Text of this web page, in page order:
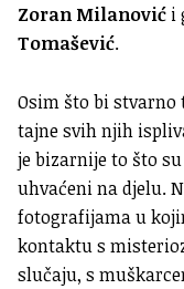
Zoran Milanović i
Tomašević.
Osim što bi
tajne svih njih
je bizarnije to što
uhvaćeni na djelu.
fotografijama u
kontaktu s
slučaju, s